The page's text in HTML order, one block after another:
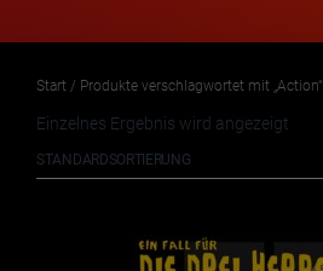
Start / Produkte verschlagwortet mit „Action“
Einzelnes Ergebnis wird angezeigt